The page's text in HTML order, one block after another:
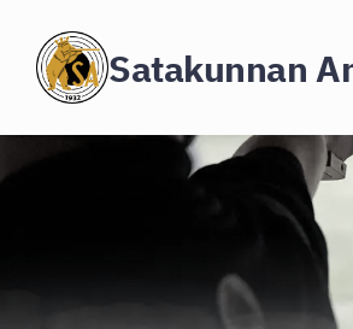
Siirry
sivun
sisältöön
Satakunnan